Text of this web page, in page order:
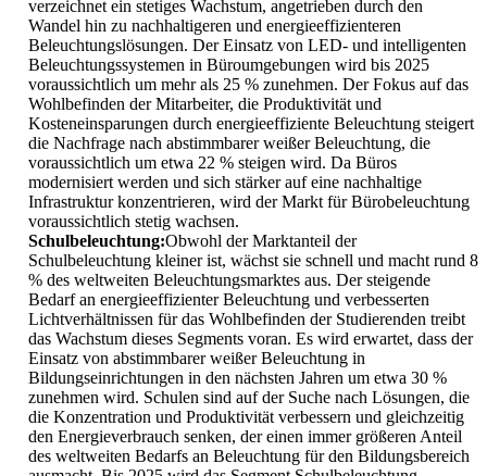
verzeichnet ein stetiges Wachstum, angetrieben durch den
Wandel hin zu nachhaltigeren und energieeffizienteren
Beleuchtungslösungen. Der Einsatz von LED- und intelligenten
Beleuchtungssystemen in Büroumgebungen wird bis 2025
voraussichtlich um mehr als 25 % zunehmen. Der Fokus auf das
Wohlbefinden der Mitarbeiter, die Produktivität und
Kosteneinsparungen durch energieeffiziente Beleuchtung steigert
die Nachfrage nach abstimmbarer weißer Beleuchtung, die
voraussichtlich um etwa 22 % steigen wird. Da Büros
modernisiert werden und sich stärker auf eine nachhaltige
Infrastruktur konzentrieren, wird der Markt für Bürobeleuchtung
voraussichtlich stetig wachsen.
Schulbeleuchtung:Obwohl der Marktanteil der
Schulbeleuchtung kleiner ist, wächst sie schnell und macht rund 8
% des weltweiten Beleuchtungsmarktes aus. Der steigende
Bedarf an energieeffizienter Beleuchtung und verbesserten
Lichtverhältnissen für das Wohlbefinden der Studierenden treibt
das Wachstum dieses Segments voran. Es wird erwartet, dass der
Einsatz von abstimmbarer weißer Beleuchtung in
Bildungseinrichtungen in den nächsten Jahren um etwa 30 %
zunehmen wird. Schulen sind auf der Suche nach Lösungen, die
die Konzentration und Produktivität verbessern und gleichzeitig
den Energieverbrauch senken, der einen immer größeren Anteil
des weltweiten Bedarfs an Beleuchtung für den Bildungsbereich